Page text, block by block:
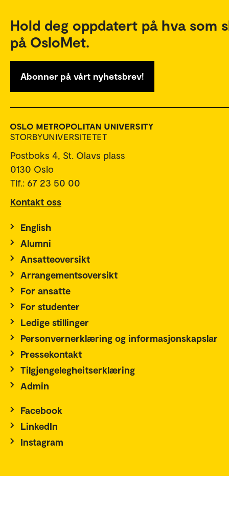
Hold deg oppdatert på hva som
på OsloMet.
Abonner på vårt nyhetsbrev!
Postboks 4, St. Olavs plass
0130 Oslo
Tlf.: 67 23 50 00
Kontakt oss
English
Alumni
Ansatteoversikt
Arrangementsoversikt
For ansatte
For studenter
Ledige stillinger
Personvernerklæring og informasjonskapslar
Pressekontakt
Tilgjengelegheitserklæring
Admin
Facebook
LinkedIn
Instagram